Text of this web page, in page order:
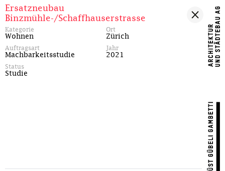
Ersatzneubau
Binzmühle-/Schaffhauserstrasse
Kategorie
Wohnen
Ort
Zürich
Auftragsart
Machbarkeitsstudie
Jahr
2021
Status
Studie